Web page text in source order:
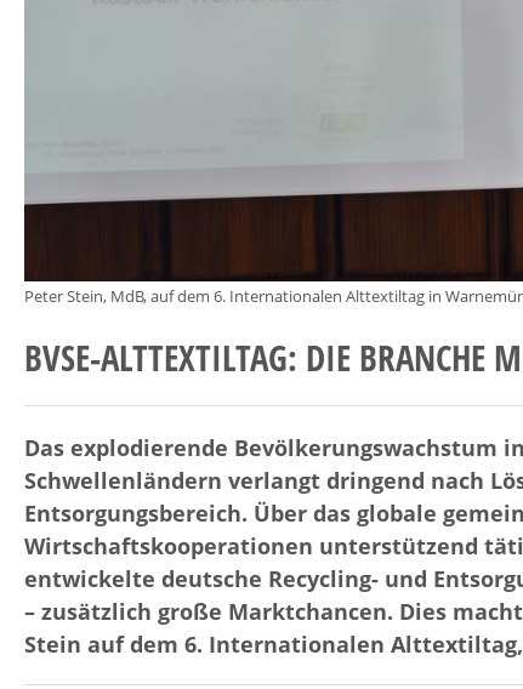
Peter Stein, MdB, auf dem 6. Internationalen Alttextiltag in
BVSE-ALTTEXTILTAG: DIE BRANCHE
Das explodierende Bevölkerungswachstum
Schwellenländern verlangt dringend nach
Entsorgungsbereich. Über das globale
Wirtschaftskooperationen unterstützend
entwickelte deutsche Recycling- und
– zusätzlich große Marktchancen. Dies
Stein auf dem 6. Internationalen